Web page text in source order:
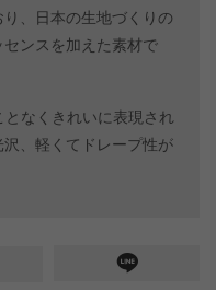
、日本の生地づくりの
ンスを加えた素材で
なくきれいに表現され
、軽くてドレープ性が